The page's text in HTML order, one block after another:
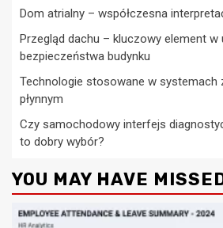
Dom atrialny – współczesna
Przegląd dachu – kluczowy element w
bezpieczeństwa budynku
Technologie stosowane w systemach
płynnym
Czy samochodowy interfejs
to dobry wybór?
YOU MAY HAVE